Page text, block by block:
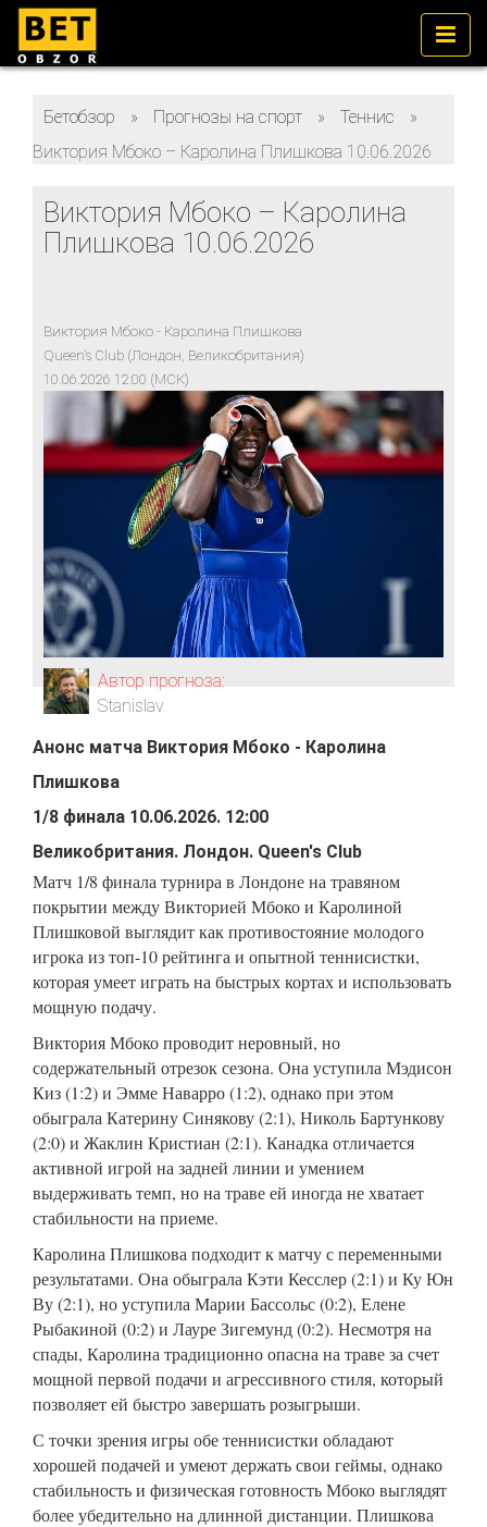
Бетобзор » Прогнозы на спорт » Теннис
»
Виктория Мбоко – Каролина Плишкова 10.06.2026
Виктория Мбоко – Каролина
Плишкова 10.06.2026
Виктория Мбоко - Каролина Плишкова
Queen's Club (Лондон, Великобритания)
10.06.2026 12:00 (МСК)
Автор прогноза:
Stanislav
Матч 1/8 финала турнира в Лондоне на травяном
покрытии между Викторией Мбоко и Каролиной
Плишковой выглядит как противостояние молодого
игрока из топ-10 рейтинга и опытной теннисистки,
которая умеет играть на быстрых кортах и использовать
мощную подачу.
Виктория Мбоко проводит неровный, но
содержательный отрезок сезона. Она уступила Мэдисон
Киз (1:2) и Эмме Наварро (1:2), однако при этом
обыграла Катерину Синякову (2:1), Николь Бартункову
(2:0) и Жаклин Кристиан (2:1). Канадка отличается
активной игрой на задней линии и умением
выдерживать темп, но на траве ей иногда не хватает
стабильности на приеме.
Каролина Плишкова подходит к матчу с переменными
результатами. Она обыграла Кэти Кесслер (2:1) и Ку Юн
Ву (2:1), но уступила Марии Бассольс (0:2), Елене
Рыбакиной (0:2) и Лауре Зигемунд (0:2). Несмотря на
спады, Каролина традиционно опасна на траве за счет
мощной первой подачи и агрессивного стиля, который
позволяет ей быстро завершать розыгрыши.
С точки зрения игры обе теннисистки обладают
хорошей подачей и умеют держать свои геймы, однако
стабильность и физическая готовность Мбоко выглядят
более убедительно на длинной дистанции. Плишкова
Анонс матча Виктория Мбоко - Каролина
Плишкова
1/8 финала 10.06.2026. 12:00
Великобритания. Лондон. Queen's Club